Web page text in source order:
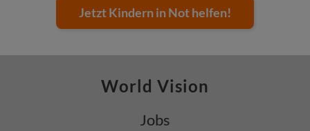
Jetzt Kindern in Not helfen!
World Vision
Jobs